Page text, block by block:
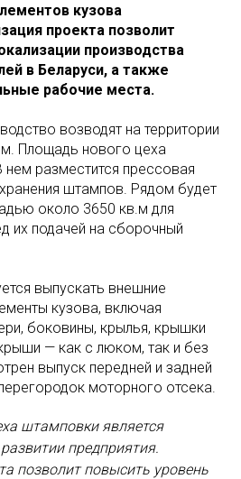
кузова
проекта позволит
производства
в Беларуси, а также
рабочие места.
возводят на территории
Площадь нового цеха
разместится прессовая
штампов. Рядом будет
около 3650 кв.м для
их подачей на сборочный
выпускать внешние
кузова, включая
боковины, крылья, крышки
— как с люком, так и без
выпуск передней и задней
моторного отсека.
штамповки является
предприятия.
позволит повысить уровень